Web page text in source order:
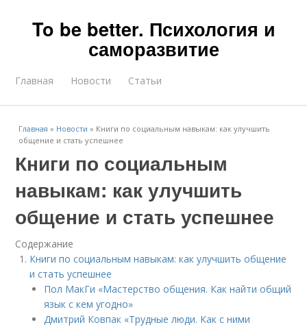
To be better. Психология и
саморазвитие
Главная Новости Статьи
Главная » Новости » Книги по социальным навыкам: как улучшить
общение и стать успешнее
Книги по социальным
навыкам: как улучшить
общение и стать успешнее
Содержание
Книги по социальным навыкам: как улучшить общение
и стать успешнее
Пол МакГи «Мастерство общения. Как найти общий
язык с кем угодно»
Дмитрий Ковпак «Трудные люди. Как с ними